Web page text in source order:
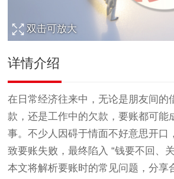
双击可放大
详情介绍
在日常经济往来中，无论是朋友间的
款，还是工作中的欠款，要账都可能
事。不少人因碍于情面不好意思开口
致要账失败，最终陷入 “钱要不回、
本文将解析要账时的常见问题，分享